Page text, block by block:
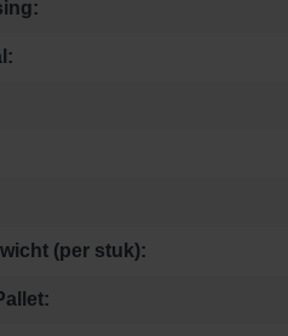
(per stuk):